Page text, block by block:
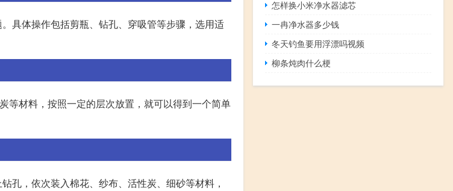
具体操作包括剪瓶、钻孔、穿吸管等步骤，选用适
等材料，按照一定的层次放置，就可以得到一个简单
孔，依次装入棉花、纱布、活性炭、细砂等材料，
怎样换小米净水器滤芯
一冉净水器多少钱
冬天钓鱼要用浮漂吗视频
柳条炖肉什么梗